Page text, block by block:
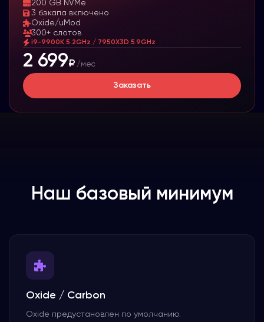
200 GB NVMe
3 бэкапа включено
Oxide/uMod
300+ слотов
i9-9900K 5.2GHz / 7950X3D 5.9GHz
2 699₽ /мес
Заказать
Наш базовый минимум
Oxide / Carbon
Oxide предустановлен по умолчанию.